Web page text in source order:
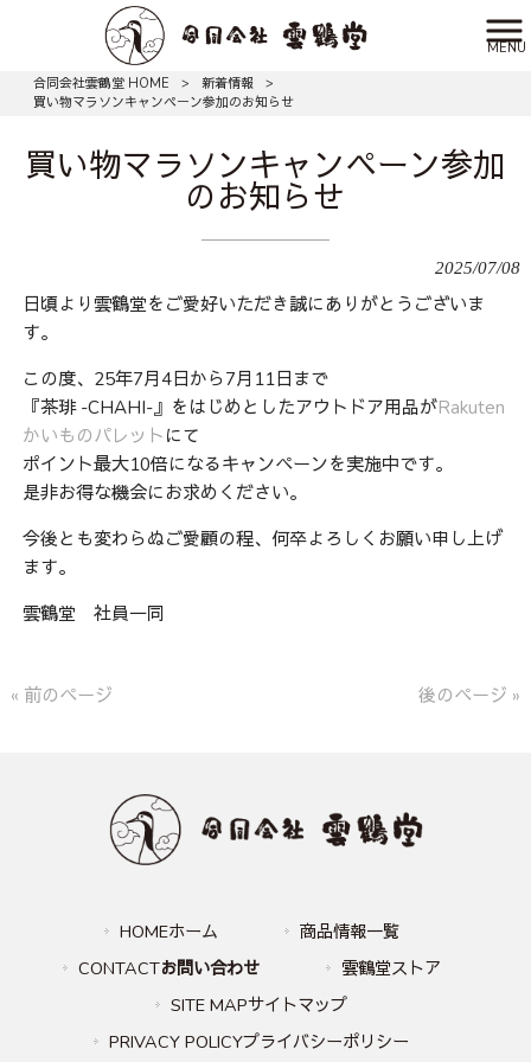
MENU
合同会社雲鶴堂 HOME > 新着情報
>
買い物マラソンキャンペーン参加のお知らせ
買い物マラソンキャンペーン参加
のお知らせ
2025/07/08
日頃より雲鶴堂をご愛好いただき誠にありがとうございま
す。
この度、25年7月4日から7月11日まで
『茶琲 -CHAHI-』をはじめとしたアウトドア用品がRakuten
かいものパレット にて
ポイント最大10倍になるキャンペーンを実施中です。
是非お得な機会にお求めください。
今後とも変わらぬご愛顧の程、何卒よろしくお願い申し上げ
ます。
雲鶴堂 社員一同
« 前のページ 後のページ »
HOMEホーム
商品情報一覧
CONTACTお問い合わせ
雲鶴堂ストア
SITE MAPサイトマップ
PRIVACY POLICYプライバシーポリシー